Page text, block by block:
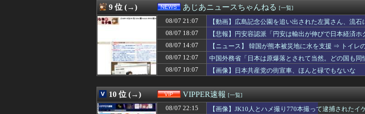
08/07 22:00
【速報】サウジ パキスタン トルコ３カ国 相互防衛協定締結
08/07 22:00
海外「消火栓もフェイクだから消防士が右往左往する中国www」
08/07 22:00
【動画】逃げる判断はやっ！埼玉でスマホ運転のプリウスに当て逃
佐藤璃果さん、ワキの肉大変なことになってるって...
【鹿児島】突然右折し路面電車と衝突 乗っていた男女3人は車を
08/07 22:00
中日 ナゴヤ球場の移転先、1次選定を東海3県の22自治体が通過
08/07 22:00
海外「子宮頸部には神経がないので痛みは感じませんよ」医者に真
08/07 22:00
面白い単発モノのアニメ映画教えて欲しい
08/07 22:00
韓国人「李在明大統領が株価操作記者に『破滅する前に自首しろ
08/07 22:00
【Kindle漫画セール】塀内 夏子のJドリームや本日のバーガーが安い
08/07 22:00
RPGの敵キャラの「毒無効」「混乱無効」みたいなのって冷静に考
08/07 21:59
【ガンダム】難民の老人が地球に来れたこと喜んでてアレ？連邦も
9 位 (→) あじあニュースちゃんねる [一覧]
08/07 21:07
【動画】広島記念公園を追い出された左翼さん、流石
08/07 18:07
【悲報】円安容認派「円安は輸出が伸びで日本経済
08/07 14:07
【ニュース】 韓国が熊本被災地に水を支援 ⇒ トイレ
08/07 12:07
中国外務省「日本は原爆落とされて当然。どの国も同
08/07 10:07
【画像】日本共産党の街宣車、ほんと碌でもないな
10 位 (→) VIPPER速報 [一覧]
08/07 22:15
【画像】JK10人とハメ撮り770本撮って逮捕されたイ